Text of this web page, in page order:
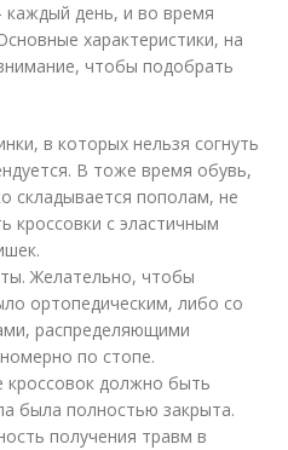
день, и во время
характеристики, на
чтобы подобрать
в которых нельзя согнуть
В тоже время обувь,
складывается пополам, не
кроссовки с эластичным
Желательно, чтобы
ортопедическим, либо со
распределяющими
по стопе.
кроссовок должно быть
была полностью закрыта.
получения травм в